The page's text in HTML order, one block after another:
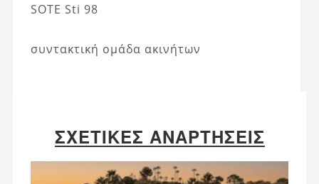
SOTE Sti 98
συντακτική ομάδα ακινήτων
ΣΧΕΤΙΚΈΣ ΑΝΑΡΤΉΣΕΙΣ